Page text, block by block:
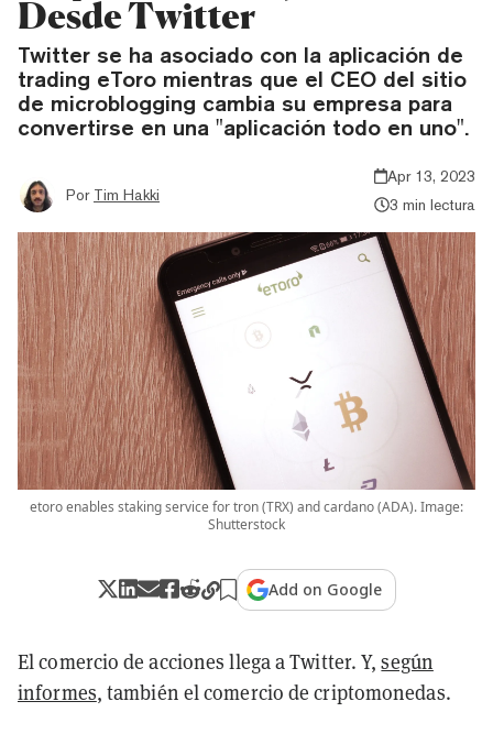
Desde Twitter
Twitter se ha asociado con la aplicación de
trading eToro mientras que el CEO del sitio
de microblogging cambia su empresa para
convertirse en una "aplicación todo en uno".
Por Tim Hakki
Apr 13, 2023
3 min lectura
etoro enables staking service for tron (TRX) and cardano (ADA). Image:
Shutterstock
Add on Google
El comercio de acciones llega a Twitter. Y,según
informes, también el comercio de criptomonedas.